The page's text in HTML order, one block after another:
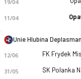
Opava - TJ Unie
19/04
11/04
Unie Hlubina
12/06
31/05